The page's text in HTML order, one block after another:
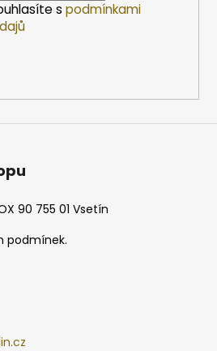
s podmínkami
90 755 01 Vsetín
podmínek.